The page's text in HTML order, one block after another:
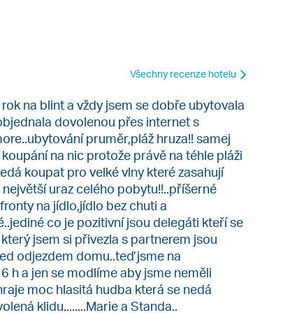
Všechny recenze hotelu
na blint a vždy jsem se dobře ubytovala
dovolenou přes internet s
pruměr,pláž hruza!! samej
na nic protože právě na téhle pláži
koupat pro velké vlny které zasahují
uraz celého pobytu!!..příšerné
na jídlo,jídlo bez chuti a
co je pozitivní jsou delegáti kteří se
jsem si přivezla s partnerem jsou
odjezdem domu..teď jsme na
h a jen se modlíme aby jsme neměli
moc hlasitá hudba která se nedá
klidu........Marie a Standa..